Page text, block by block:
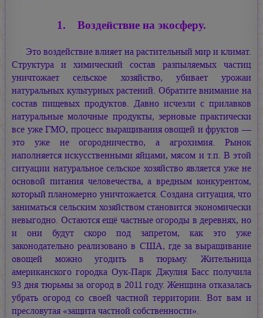
1. Воздействие на экосферу.
Это воздействие влияет на растительный мир и климат.
Структура и химический состав разпыляемых частиц
уничтожает сельское хозяйство, убивает урожаи
натуральных культурных растений. Обратите внимание на
состав пищевых продуктов. Давно исчезли с прилавков
натуральные молочные продукты, зерновые практически
все уже ГМО, процесс выращивания овощей и фруктов —
это уже не огородничество, а агрохимия. Рынок
наполняется искусственными яйцами, мясом и т.п. В этой
ситуации натуральное сельское хозяйство является уже не
основой питания человечества, а вредным конкурентом,
который планомерно уничтожается. Создана ситуация, что
заниматься сельским хозяйством становится экономически
невыгодно. Остаются ещё частные огороды в деревнях, но
и они будут скоро под запретом, как это уже
законодательно реализовано в США, где за выращивание
овощей можно угодить в тюрьму. Жительница
американского городка Оук-Парк Джулия Басс получила
93 дня тюрьмы за огород в 2011 году. Женщина отказалась
убрать огород со своей частной территории. Вот вам и
пресловутая «защита частной собственности».